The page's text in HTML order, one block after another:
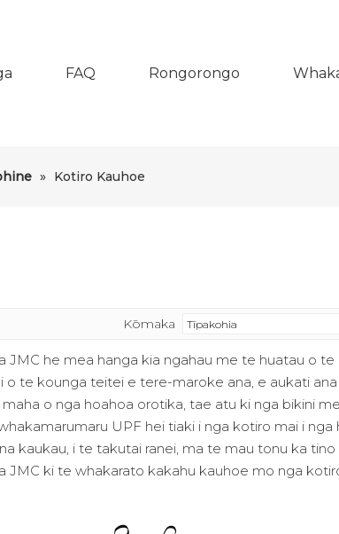
FAQ Rongorongo
» Kotiro Kauhoe
Kōmaka
JMC he mea hanga kia ngahau me te huatau o
o te kounga teitei e tere-maroke ana, e aukati
o nga hoahoa orotika, tae atu ki nga bikini
UPF hei tiaki i nga kotiro mai i nga
kaukau, i te takutai ranei, ma te mau tonu ka
JMC ki te whakarato kakahu kauhoe mo nga